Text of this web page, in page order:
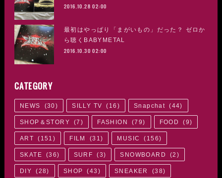
2016.10.28 02:00
最初はやっぱり「まがいもの」だった？ ゼロか
ら聴くBABYMETAL
2016.10.30 02:00
CATEGORY
NEWS (30) SILLY TV ( 16 ) Snapchat (44)
SHOP＆STORY (7 ) FASHION (79) FOOD (9)
ART ( 151 ) FILM (31) MUSIC ( 156)
SKATE (36) SURF (3) SNOWBOARD (2 )
DIY (28) SHOP (43 ) SNEAKER (38)